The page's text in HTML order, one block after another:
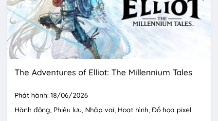
The Adventures of Elliot: The Millennium Tales
Phát hành: 18/06/2026
Hành động Phiêu lưu Nhập vai Hoạt hình Đồ họa pixel